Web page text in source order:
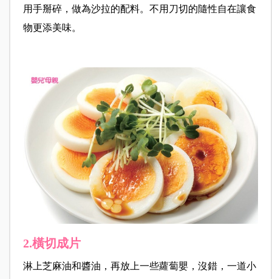
用手掰碎，做為沙拉的配料。不用刀切的隨性自在讓食
物更添美味。
2.橫切成片
淋上芝麻油和醬油，再放上一些蘿蔔嬰，沒錯，一道小